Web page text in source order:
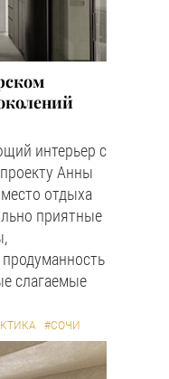
интерьер с
Анны
отдыха
приятные
слагаемые
#СОЧИ